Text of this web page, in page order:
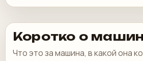
Коротко о
Что это за машина, в какой она